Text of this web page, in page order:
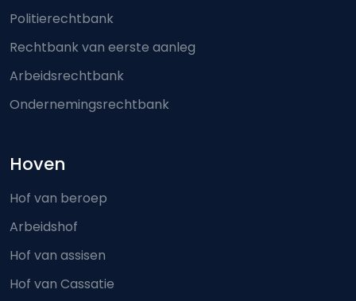
Politierechtbank
Rechtbank van eerste aanleg
Arbeidsrechtbank
Ondernemingsrechtbank
Hoven
Hof van beroep
Arbeidshof
Hof van assisen
Hof van Cassatie